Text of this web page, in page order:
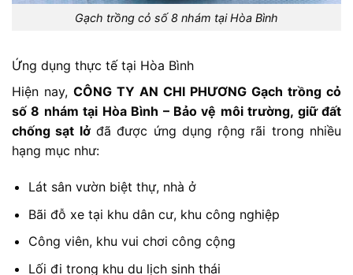
Gạch trồng cỏ số 8 nhám tại Hòa Bình
Ứng dụng thực tế tại Hòa Bình
Hiện nay, CÔNG TY AN CHI PHƯƠNG Gạch trồng cỏ
số 8 nhám tại Hòa Bình – Bảo vệ môi trường, giữ đất
chống sạt lởđã được ứng dụng rộng rãi trong nhiều
hạng mục như:
Lát sân vườn biệt thự, nhà ở
Bãi đỗ xe tại khu dân cư, khu công nghiệp
Công viên, khu vui chơi công cộng
Lối đi trong khu du lịch sinh thái